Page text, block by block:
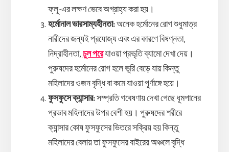
ফ্লূ-এর লক্ষণ ভেবে অগ্রাহ্য করা হয়।
হর্মোনাল ভারসাম্যহীনতা:অনেক হর্মোনের রোগ শুধুমাত্র
নারীদের জন্যই প্রযোজ্য এবং এর কারণে বিষণ্নতা,
নিদ্রাহীনতা, চুল পরেযাওয়া প্রভৃতি ব্যামো দেখা দেয়।
পুরুষদের হর্মোনের রোগ হলে ভূরি বেড়ে যায় কিন্তু
মহিলাদের ওজন বৃদ্ধি বা কমে যাওয়া পূর্ণাঙ্গে হয়ে।
ফুসফুসে ক্যান্সার:সম্প্রতি গবেষণায় দেখা গেছে ধূমপানের
প্রভাব মহিলাদের উপর বেশী হয়। পুরুষদের শরীরে
ক্যান্সার কোষ ফুসফুসের ভিতরে সক্রিয় হয় কিন্তু
মহিলাদের বেলায় তা ফুসফুসের বাইরের অঞ্চলে বৃদ্ধি